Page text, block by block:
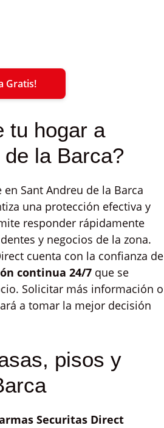
Gratis!
tu hogar a
la Barca?
Sant Andreu de la Barca
una protección efectiva y
responder rápidamente
y negocios de la zona.
cuenta con la confianza de
continua 24/7 que se
Solicitar más información o
a tomar la mejor decisión
pisos y
Securitas Direct